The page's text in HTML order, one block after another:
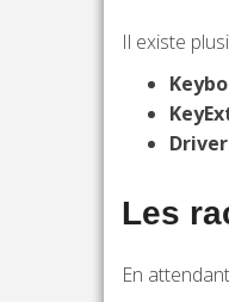
Il existe
Les
En